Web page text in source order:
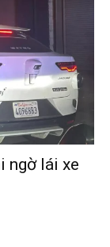
ngờ lái xe